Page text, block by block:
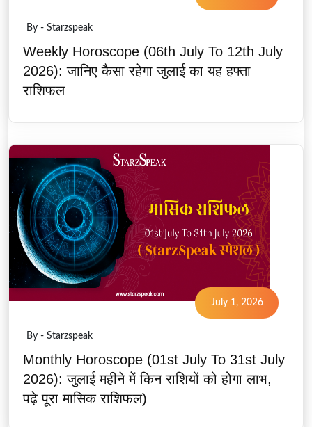
By - Starzspeak
Weekly Horoscope (06th July To 12th July
2026): जानिए कैसा रहेगा जुलाई का यह हफ्ता
राशिफल
July 1, 2026
By - Starzspeak
Monthly Horoscope (01st July To 31st July
2026): जुलाई महीने में किन राशियों को होगा लाभ,
पढ़े पूरा मासिक राशिफल)